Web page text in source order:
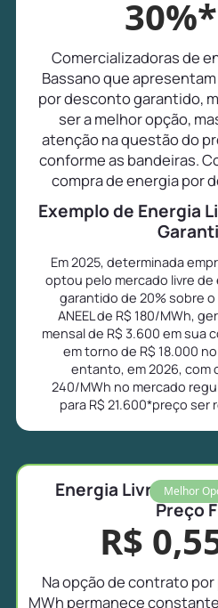
30%*
Comercializadoras de
Bassano que
por desconto garantido,
ser a melhor opção,
atenção na questão do
conforme as bandeiras.
compra de energia por
Exemplo de Energia
Em 2025, determinada
optou pelo mercado livre
garantido de 20% sobre
ANEEL de R$ 180/MWh,
mensal de R$ 3.600 em sua
em torno de R$ 18.000
entanto, em 2026, com
240/MWh no mercado
para R$ 21.600*preço ser
Melhor
Energia Livre em
Preço
R$
Na opção de contrato
MWh permanece